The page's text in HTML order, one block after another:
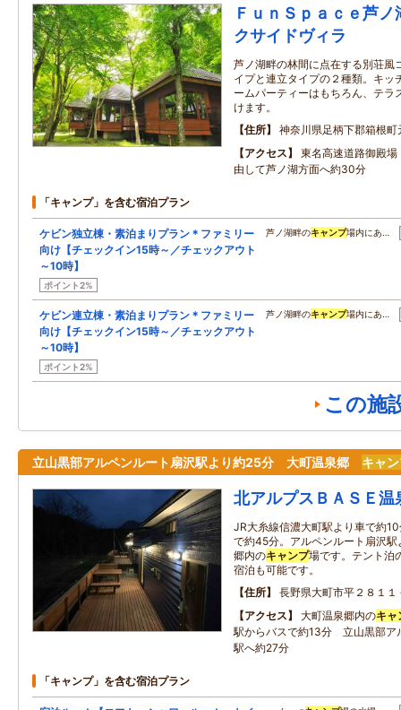
ＦｕｎＳｐａｃｅ芦
クサイドヴィラ
芦ノ湖畔の林間に点在する別荘風
イプと連立タイプの２種類。キッ
ームパーティーはもちろん、テラ
けます。
住所
神奈川県足柄下郡箱根町
アクセス
東名高速道路御殿
由して芦ノ湖方面へ約30分
「キャンプ」を含む宿泊プラン
ケビン独立棟・素泊まりプラン＊ファミリー
向け【チェックイン15時～／チェックアウト
～10時】
ポイント2%
芦ノ湖畔のキャンプ場内にあ…
ケビン連立棟・素泊まりプラン＊ファミリー
向け【チェックイン15時～／チェックアウト
～10時】
ポイント2%
芦ノ湖畔のキャンプ場内にあ…
この施
立山黒部アルペンルート扇沢駅より約25分 大町温泉郷 キャ
北アルプスＢＡＳＥ温
JR大糸線信濃大町駅より車で約
で約45分。アルペンルート扇沢
郷内のキャンプ場です。テント泊
宿泊も可能です。
住所
長野県大町市平２８１１
アクセス
大町温泉郷内のキャ
駅からバスで約13分 立山黒部ア
駅へ約27分
「キャンプ」を含む宿泊プラン